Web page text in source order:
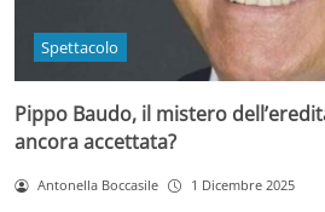
Spettacolo
Pippo Baudo, il mistero
ancora accettata?
Antonella Boccasile 1 Dicembre 2025